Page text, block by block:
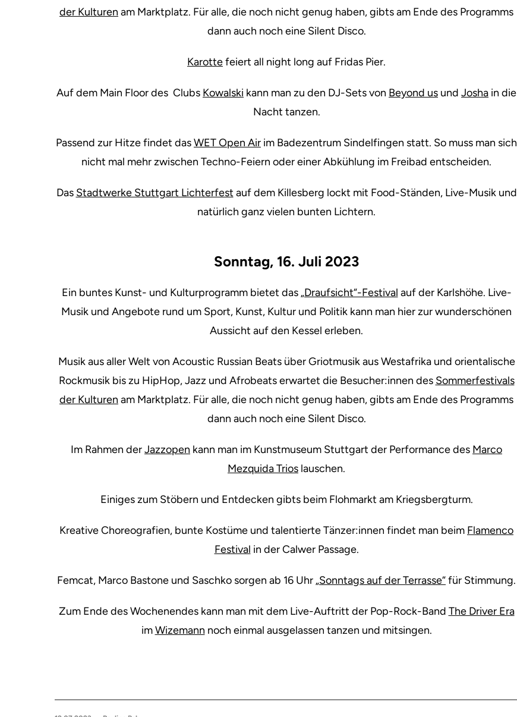
der Kulturen am Marktplatz. Für alle, die noch nicht genug haben, gibts am Ende des Programms
dann auch noch eine Silent Disco.
Karottefeiert all night long auf Fridas Pier.
Auf dem Main Floor des Clubs Kowalski kann man zu den DJ-Sets von Beyond us und Josha in die
Nacht tanzen.
Passend zur Hitze findet dasWET Open Air im Badezentrum Sindelfingen statt. So muss man sich
nicht mal mehr zwischen Techno-Feiern oder einer Abkühlung im Freibad entscheiden.
Das Stadtwerke Stuttgart Lichterfest auf dem Killesberg lockt mit Food-Ständen, Live-Musik und
natürlich ganz vielen bunten Lichtern.
Sonntag, 16. Juli 2023
Ein buntes Kunst- und Kulturprogramm bietet das „Draufsicht“-Festival auf der Karlshöhe. Live-
Musik und Angebote rund um Sport, Kunst, Kultur und Politik kann man hier zur wunderschönen
Aussicht auf den Kessel erleben.
Musik aus aller Welt von Acoustic Russian Beats über Griotmusik aus Westafrika und orientalische
Rockmusik bis zu HipHop, Jazz und Afrobeats erwartet die Besucher:innen des Sommerfestivals
der Kulturen am Marktplatz. Für alle, die noch nicht genug haben, gibts am Ende des Programms
dann auch noch eine Silent Disco.
Im Rahmen derJazzopen kann man im Kunstmuseum Stuttgart der Performance des Marco
Mezquida Trios lauschen.
Einiges zum Stöbern und Entdecken gibts beim Flohmarkt am Kriegsbergturm.
Kreative Choreografien, bunte Kostüme und talentierte Tänzer:innen findet man beim Flamenco
Festival in der Calwer Passage.
Femcat, Marco Bastone und Saschko sorgen ab 16 Uhr „Sonntags auf der Terrasse“für Stimmung.
Zum Ende des Wochenendes kann man mit dem Live-Auftritt der Pop-Rock-Band The Driver Era
imWizemann noch einmal ausgelassen tanzen und mitsingen.